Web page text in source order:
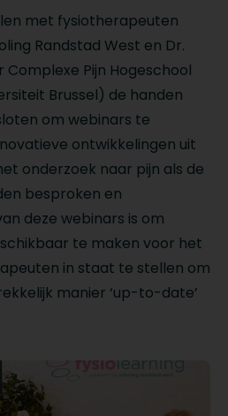
met fysiotherapeuten
Randstad West en Dr.
Pijn Hogeschool
Brussel) de handen
om webinars te
ontwikkelingen uit
onderzoek naar pijn als de
besproken en
deze webinars is om
te maken voor het
in staat te stellen om
manier ‘up-to-date’